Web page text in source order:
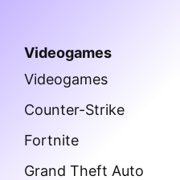
Videogames
Videogames
Counter-Strike
Fortnite
Grand Theft Auto